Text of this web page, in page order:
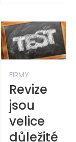
FIRMY
Revize
jsou
velice
důležité